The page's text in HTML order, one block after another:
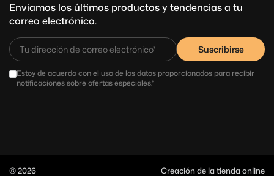
Enviamos los últimos productos y tendencias a tu
correo electrónico.
Suscribirse
Estoy de acuerdo con el uso de los datos proporcionados para recibir
notificaciones sobre ofertas especiales.*
© 2026 Creación de la tienda online